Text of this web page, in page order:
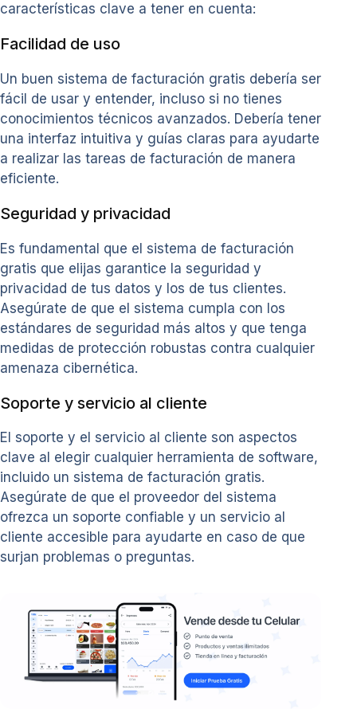
características clave a tener en cuenta:
Facilidad de uso
Un buen sistema de facturación gratis debería ser
fácil de usar y entender, incluso si no tienes
conocimientos técnicos avanzados. Debería tener
una interfaz intuitiva y guías claras para ayudarte
a realizar las tareas de facturación de manera
eficiente.
Seguridad y privacidad
Es fundamental que el sistema de facturación
gratis que elijas garantice la seguridad y
privacidad de tus datos y los de tus clientes.
Asegúrate de que el sistema cumpla con los
estándares de seguridad más altos y que tenga
medidas de protección robustas contra cualquier
amenaza cibernética.
Soporte y servicio al cliente
El soporte y el servicio al cliente son aspectos
clave al elegir cualquier herramienta de software,
incluido un sistema de facturación gratis.
Asegúrate de que el proveedor del sistema
ofrezca un soporte confiable y un servicio al
cliente accesible para ayudarte en caso de que
surjan problemas o preguntas.